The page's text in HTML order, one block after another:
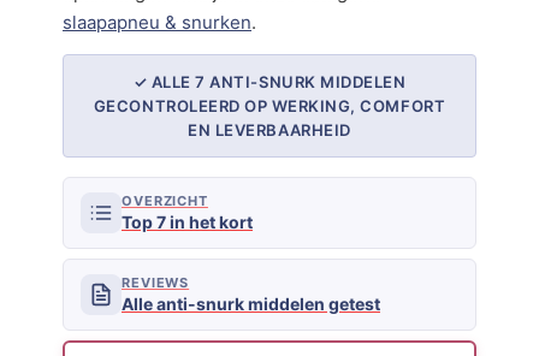
slaapapneu & snurken.
✓ ALLE 7 ANTI-SNURK MIDDELEN
GECONTROLEERD OP WERKING, COMFORT
EN LEVERBAARHEID
OVERZICHT
Top 7 in het kort
REVIEWS
Alle anti-snurk middelen getest